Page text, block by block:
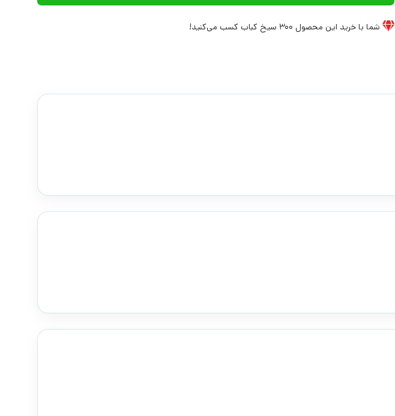
شما با خرید این محصول 300 سیخ کباب کسب می‌کنید!